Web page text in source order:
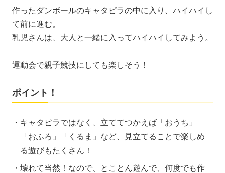
作ったダンボールのキャタピラの中に入り、ハイハイし
て前に進む。
乳児さんは、大人と一緒に入ってハイハイしてみよう。
運動会で親子競技にしても楽しそう！
ポイント！
キャタピラではなく、立ててつかえば「おうち」
「おふろ」「くるま」など、見立てることで楽しめ
る遊びもたくさん！
壊れて当然！なので、とことん遊んで、何度でも作